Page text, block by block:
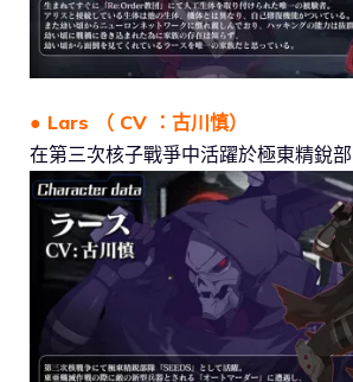
● Lars （ CV ：古川慎）
在第三次核子戰爭中活躍於極東精銳部